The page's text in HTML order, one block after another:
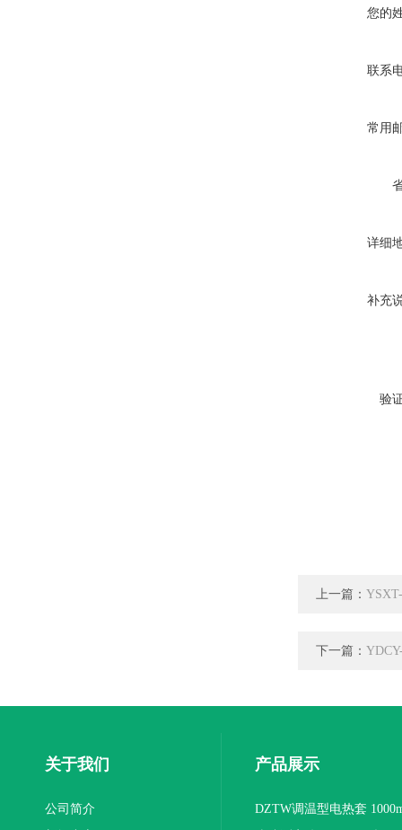
您的
联系
常用
详细
补充
验
上一篇：
下一篇：
关于我们
公司简介
产品展示
DZTW调温型电热套